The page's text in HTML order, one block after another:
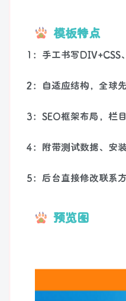
模板特点
1：手工书写DIV+CSS
2：自适应结构，全球
3：SEO框架布局，栏
4：附带测试数据、安
5：后台直接修改联系
预览图